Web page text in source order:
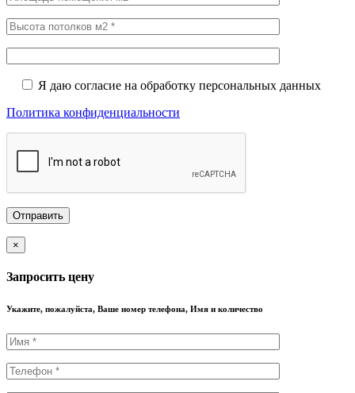
Я даю согласие на обработку персональных данных
Политика конфиденциальности
×
Запросить цену
Укажите, пожалуйста, Ваше номер телефона, Имя и количество